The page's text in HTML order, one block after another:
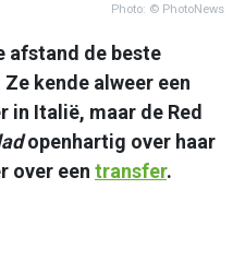
Photo: © PhotoNews
afstand de beste
kende alweer een
in Italië, maar de Red
openhartig over haar
over een transfer.